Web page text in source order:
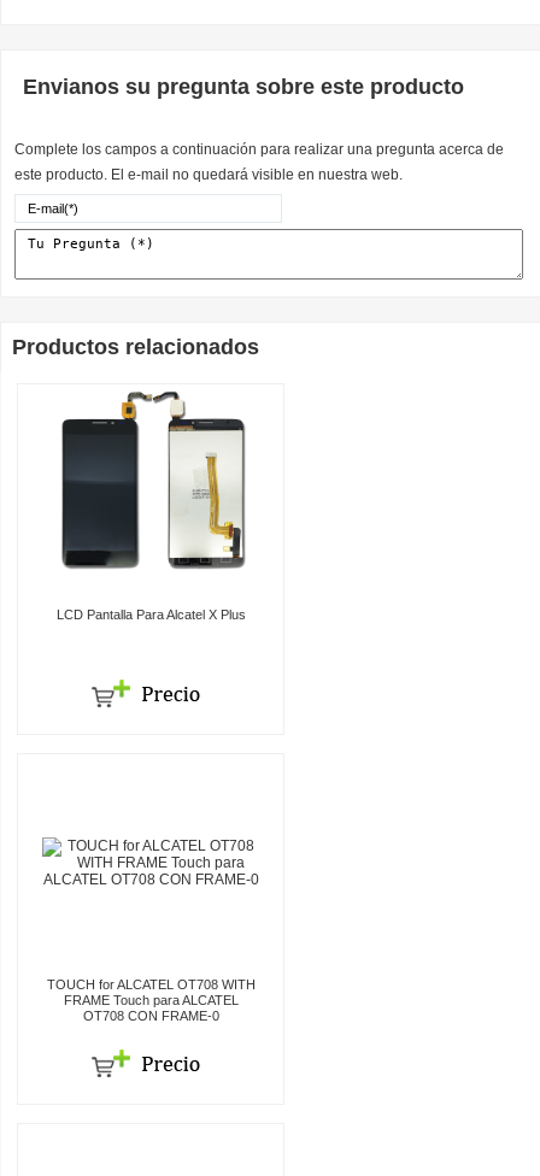
Envianos su pregunta sobre este producto
Complete los campos a continuación para realizar una pregunta acerca de
este producto. El e-mail no quedará visible en nuestra web.
Productos relacionados
LCD Pantalla Para Alcatel X Plus
TOUCH for ALCATEL OT708 WITH
FRAME Touch para ALCATEL
OT708 CON FRAME-0